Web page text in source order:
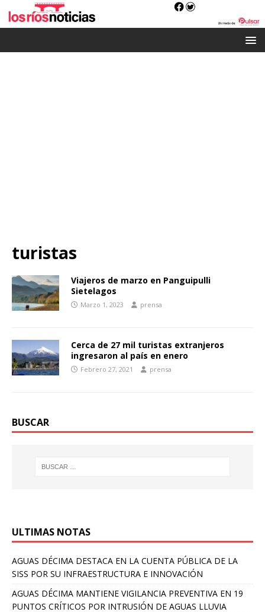
turistas
Viajeros de marzo en Panguipulli
Sietelagos
Marzo 1, 2023 prensa
Cerca de 27 mil turistas extranjeros
ingresaron al país en enero
Febrero 27, 2021 prensa
BUSCAR
ULTIMAS NOTAS
AGUAS DÉCIMA DESTACA EN LA CUENTA PÚBLICA DE LA
SISS POR SU INFRAESTRUCTURA E INNOVACIÓN
AGUAS DÉCIMA MANTIENE VIGILANCIA PREVENTIVA EN 19
PUNTOS CRÍTICOS POR INTRUSIÓN DE AGUAS LLUVIA